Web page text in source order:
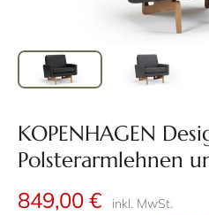
KOPENHAGEN
Polsterarmlehnen
849,00 €
inkl. MwSt.